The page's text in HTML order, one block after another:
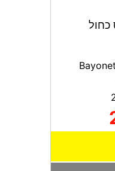
כחול